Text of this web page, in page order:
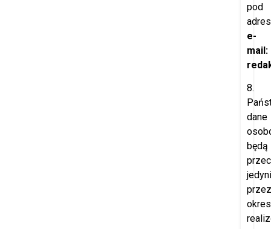
pod
e-
mail:
8.
dane
będą
przez
okres